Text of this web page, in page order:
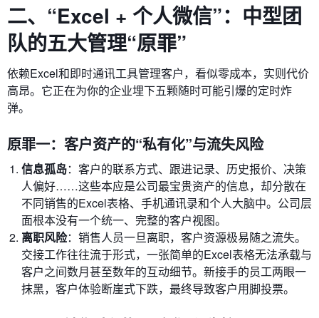
二、“Excel + 个人微信”：中型团
队的五大管理“原罪”
依赖Excel和即时通讯工具管理客户，看似零成本，实则代价
高昂。它正在为你的企业埋下五颗随时可能引爆的定时炸
弹。
原罪一：客户资产的“私有化”与流失风险
信息孤岛：客户的联系方式、跟进记录、历史报价、决策
人偏好……这些本应是公司最宝贵资产的信息，却分散在
不同销售的Excel表格、手机通讯录和个人大脑中。公司层
面根本没有一个统一、完整的客户视图。
离职风险：销售人员一旦离职，客户资源极易随之流失。
交接工作往往流于形式，一张简单的Excel表格无法承载与
客户之间数月甚至数年的互动细节。新接手的员工两眼一
抹黑，客户体验断崖式下跌，最终导致客户用脚投票。